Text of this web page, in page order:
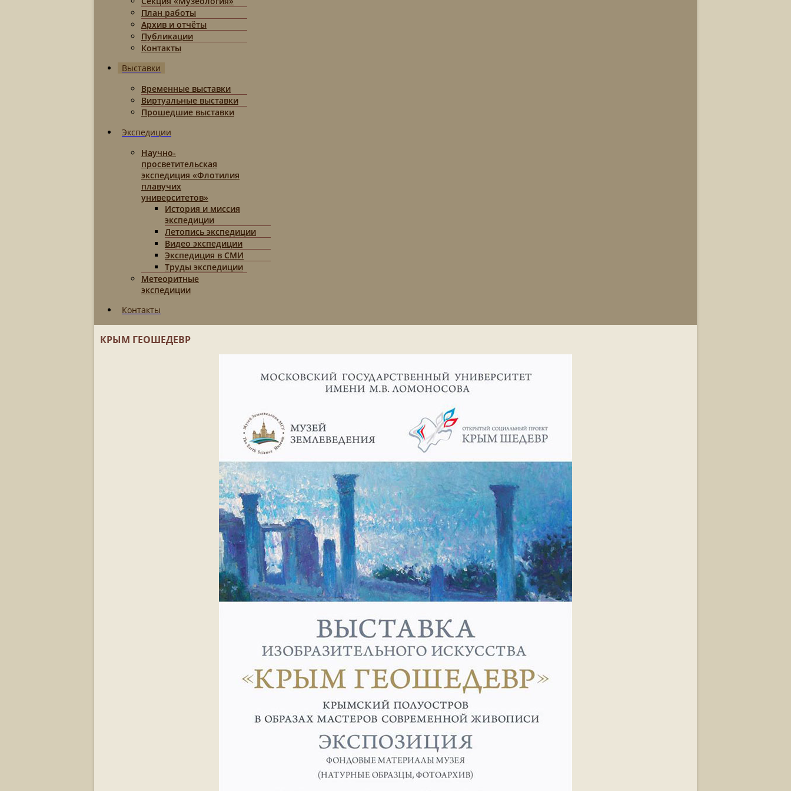
План работы
Архив и отчёты
Публикации
Контакты
Выставки
Временные выставки
Виртуальные выставки
Прошедшие выставки
Экспедиции
Научно-
просветительская
экспедиция «Флотилия
плавучих
университетов»
История и миссия
экспедиции
Летопись экспедиции
Видео экспедиции
Экспедиция в СМИ
Труды экспедиции
Метеоритные
экспедиции
Контакты
КРЫМ ГЕОШЕДЕВР